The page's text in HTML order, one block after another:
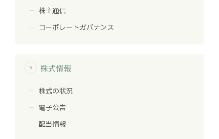
株主通信
コーポレートガバナンス
arrow_forward 株式情報
株式の状況
電子公告
配当情報